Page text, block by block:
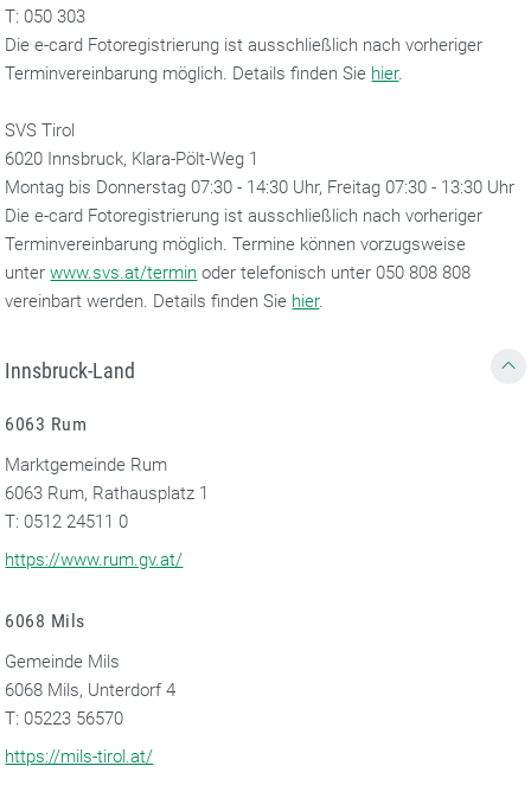
T: 050 303
Die e-card Fotoregistrierung ist ausschließlich nach vorheriger
Terminvereinbarung möglich. Details finden Sie hier.
SVS Tirol
6020 Innsbruck, Klara-Pölt-Weg 1
Montag bis Donnerstag 07:30 - 14:30 Uhr, Freitag 07:30 - 13:30 Uhr
Die e-card Fotoregistrierung ist ausschließlich nach vorheriger
Terminvereinbarung möglich. Termine können vorzugsweise
unterwww.svs.at/termin oder telefonisch unter 050 808 808
vereinbart werden. Details finden Sie hier.
Innsbruck-Land
6063 Rum
Marktgemeinde Rum
6063 Rum, Rathausplatz 1
T: 0512 24511 0
https://www.rum.gv.at/
6068 Mils
Gemeinde Mils
6068 Mils, Unterdorf 4
T: 05223 56570
https://mils-tirol.at/